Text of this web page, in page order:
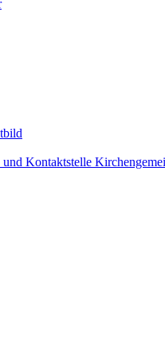
und Kontaktstelle